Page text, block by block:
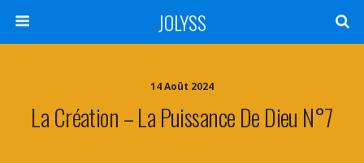
JOLYSS
14 Août 2024
La Création – La Puissance De Dieu N°7